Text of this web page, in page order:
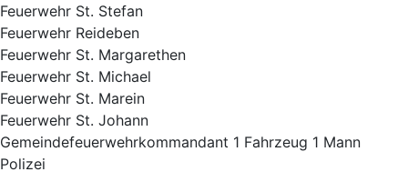
Feuerwehr St. Stefan
Feuerwehr Reideben
Feuerwehr St. Margarethen
Feuerwehr St. Michael
Feuerwehr St. Marein
Feuerwehr St. Johann
Gemeindefeuerwehrkommandant 1 Fahrzeug 1 Mann
Polizei